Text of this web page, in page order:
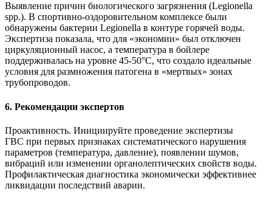
Выявление причин биологического загрязнения (Legionella
spp.). В спортивно-оздоровительном комплексе были
обнаружены бактерии Legionella в контуре горячей воды.
Экспертиза показала, что для «экономии» был отключен
циркуляционный насос, а температура в бойлере
поддерживалась на уровне 45-50°C, что создало идеальные
условия для размножения патогена в «мертвых» зонах
трубопроводов.
6. Рекомендации экспертов
Проактивность. Инициируйте проведение экспертизы
ГВС при первых признаках систематического нарушения
параметров (температура, давление), появлении шумов,
вибраций или изменении органолептических свойств воды.
Профилактическая диагностика экономически эффективнее
ликвидации последствий аварии.